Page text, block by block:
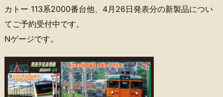
カトー 113系2000番台他、4月26日発表分の新製品につい
てご予約受付中です。
Nゲージです。